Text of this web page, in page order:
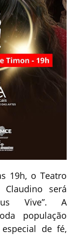
19h, o Teatro
será
Vive”. A
população
de fé,